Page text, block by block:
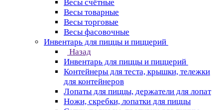
Весы счётные
Весы товарные
Весы торговые
Весы фасовочные
Инвентарь для пиццы и пиццерий
Назад
Инвентарь для пиццы и пиццерий
Контейнеры для теста, крышки, тележки
для контейнеров
Лопаты для пиццы, держатели для лопат
Ножи, скребки, лопатки для пиццы